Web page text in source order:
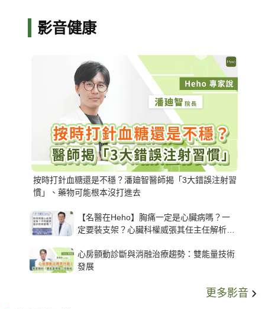
影音健康
按時打針血糖還是不穩？潘廸智醫師揭「3大錯誤注射習
慣」、藥物可能根本沒打進去
【名醫在Heho】胸痛一定是心臟病嗎？一
定要裝支架？心臟科權威張其任主任解析支
心房顫動診斷與消融治療趨勢：雙能量技術
發展
更多影音